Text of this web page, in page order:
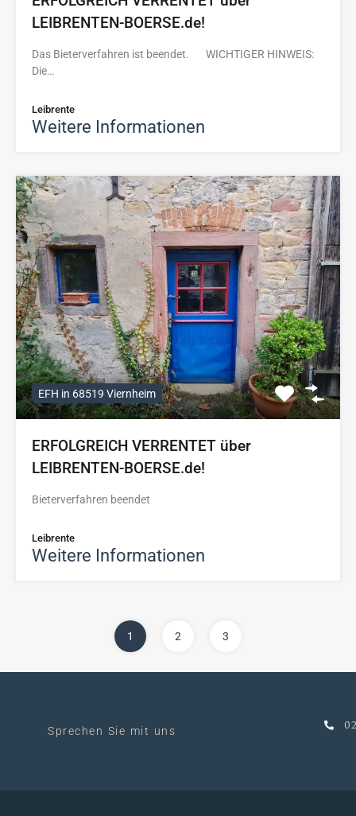
LEIBRENTEN-BOERSE.de!
Das Bieterverfahren ist beendet. WICHTIGER HINWEIS:
Die…
Leibrente
Weitere Informationen
EFH in 68519 Viernheim
ERFOLGREICH VERRENTET über
LEIBRENTEN-BOERSE.de!
Bieterverfahren beendet
Leibrente
Weitere Informationen
1 2 3
Sprechen Sie mit uns